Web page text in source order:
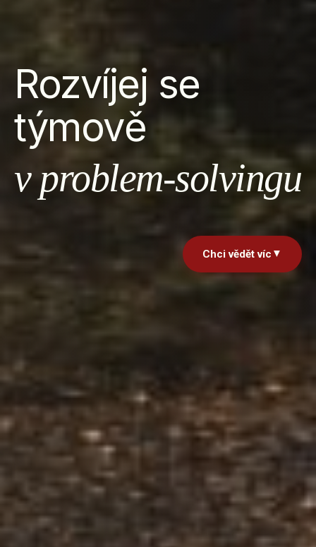
Rozvíjej se
týmově
v řešení konfliktů
Chci vědět víc ▼